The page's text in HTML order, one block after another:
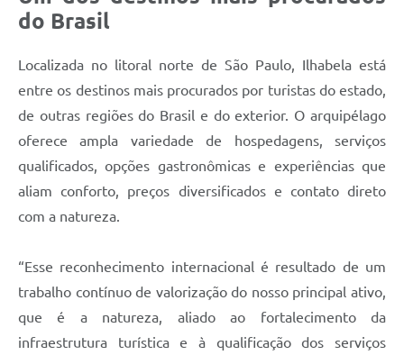
do Brasil
Localizada no litoral norte de São Paulo, Ilhabela está
entre os destinos mais procurados por turistas do estado,
de outras regiões do Brasil e do exterior. O arquipélago
oferece ampla variedade de hospedagens, serviços
qualificados, opções gastronômicas e experiências que
aliam conforto, preços diversificados e contato direto
com a natureza.
“Esse reconhecimento internacional é resultado de um
trabalho contínuo de valorização do nosso principal ativo,
que é a natureza, aliado ao fortalecimento da
infraestrutura turística e à qualificação dos serviços